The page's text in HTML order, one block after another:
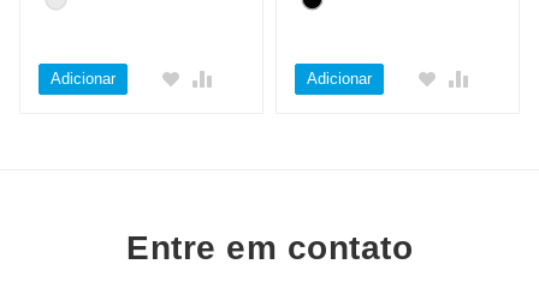
Adicionar Adicionar
Entre em contato